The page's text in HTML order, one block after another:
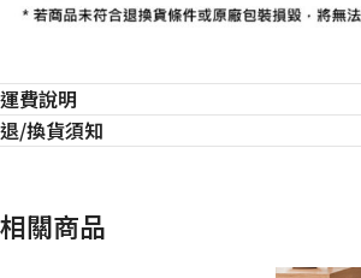
運費說明
退/換貨須知
相關商品